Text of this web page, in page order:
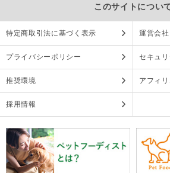
このサイトについ
特定商取引法に基づく表示 運営会社
プライバシーポリシー セキュ
推奨環境 アフィ
採用情報